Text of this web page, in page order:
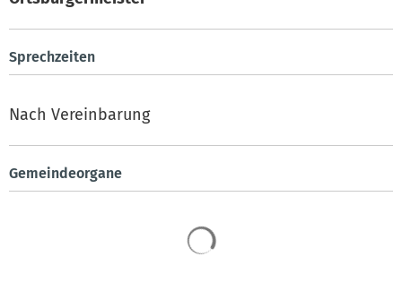
Sprechzeiten
Nach Vereinbarung
Gemeindeorgane